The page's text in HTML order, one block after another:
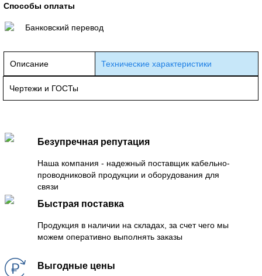
Способы оплаты
Банковский перевод
Описание Технические характеристики
Чертежи и ГОСТы
Безупречная репутация
Наша компания - надежный поставщик кабельно-
проводниковой продукции и оборудования для
связи
Быстрая поставка
Продукция в наличии на складах, за счет чего мы
можем оперативно выполнять заказы
Выгодные цены